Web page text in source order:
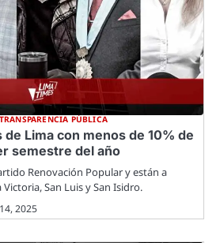
TRANSPARENCIA PÚBLICA
de Lima con menos de 10% de
semestre del año
Renovación Popular y están a
San Luis y San Isidro.
2025